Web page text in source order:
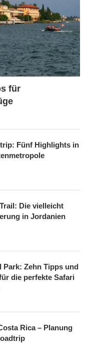
für
Fünf Highlights in
Die vielleicht
in Jordanien
Park: Zehn Tipps und
die perfekte Safari
Rica – Planung